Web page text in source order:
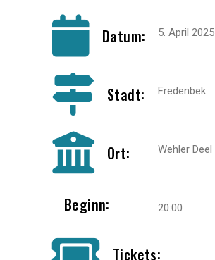
Datum: 5. April 2025
Stadt: Fredenbek
Ort: Wehler Deel
Beginn: 20:00
Tickets: